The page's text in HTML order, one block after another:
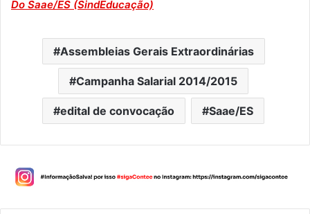
Do Saae/ES (SindEducação)
Assembleias Gerais Extraordinárias
Campanha Salarial 2014/2015
edital de convocação Saae/ES